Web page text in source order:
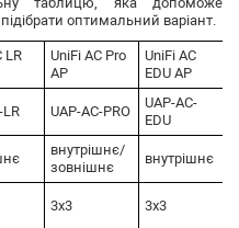
оптимальний варіант.
LR
UniFi AC Pro
AP
UniFi AC
EDU AP
LR UAP-AC-PRO
UAP-AC-
EDU
внутрішнє/
зовнішнє
внутрішнє
3x3 3x3